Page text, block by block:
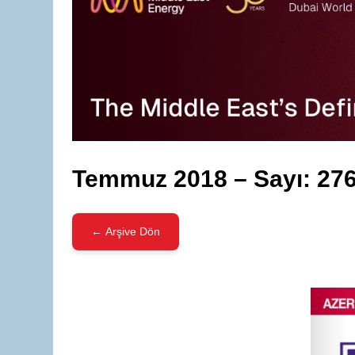
Temmuz 2018 – Sayı:
← Arşive Dön